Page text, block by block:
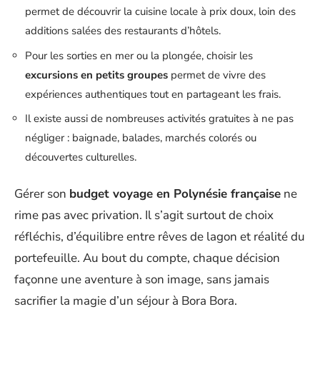
permet de découvrir la cuisine locale à prix doux, loin des
additions salées des restaurants d’hôtels.
Pour les sorties en mer ou la plongée, choisir les
excursions en petits groupes permet de vivre des
expériences authentiques tout en partageant les frais.
Il existe aussi de nombreuses activités gratuites à ne pas
négliger : baignade, balades, marchés colorés ou
découvertes culturelles.
Gérer son budget voyage en Polynésie française ne
rime pas avec privation. Il s’agit surtout de choix
réfléchis, d’équilibre entre rêves de lagon et réalité du
portefeuille. Au bout du compte, chaque décision
façonne une aventure à son image, sans jamais
sacrifier la magie d’un séjour à Bora Bora.